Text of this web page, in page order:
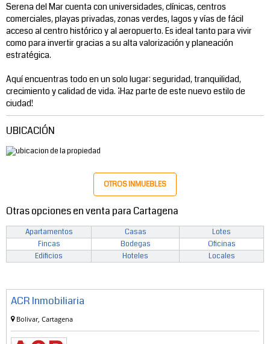
Serena del Mar cuenta con universidades, clínicas, centros
comerciales, playas privadas, zonas verdes, lagos y vías de fácil
acceso al centro histórico y al aeropuerto. Es ideal tanto para vivir
como para invertir gracias a su alta valorización y planeación
estratégica.
Aquí encuentras todo en un solo lugar: seguridad, tranquilidad,
crecimiento y calidad de vida. ¡Haz parte de este nuevo estilo de
ciudad!
UBICACIÓN
OTROS INMUEBLES
Otras opciones en venta para Cartagena
Apartamentos Casas
Lotes
Fincas
Bodegas
Oficinas
Edificios
Hoteles Locales
ACR Inmobiliaria
Bolivar, Cartagena